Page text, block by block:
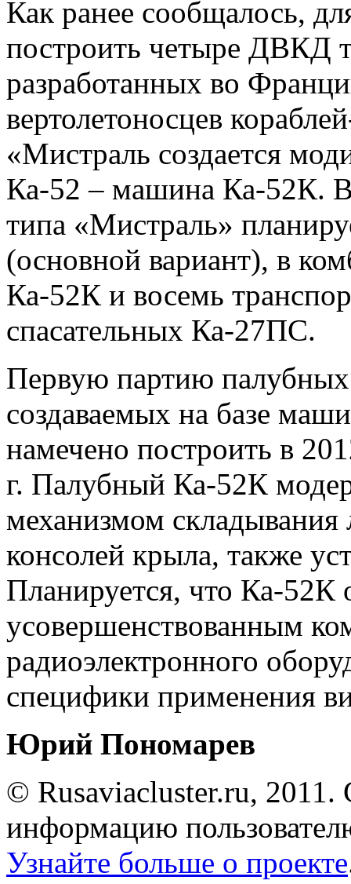
Как ранее сообщалось,
построить четыре ДВКД
разработанных во
вертолетоносцев
«Мистраль создается
Ка-52 – машина Ка-52К.
типа «Мистраль»
(основной вариант), в
Ка-52К и восемь
спасательных Ка-27ПС.
Первую партию
создаваемых на базе
намечено построить в
г. Палубный Ка-52К
механизмом
консолей крыла, также
Планируется, что Ка-52К
усовершенствованным
радиоэлектронного
специфики применения
Юрий Пономарев
© Rusaviacluster.ru, 2011.
информацию
Узнайте больше о проекте